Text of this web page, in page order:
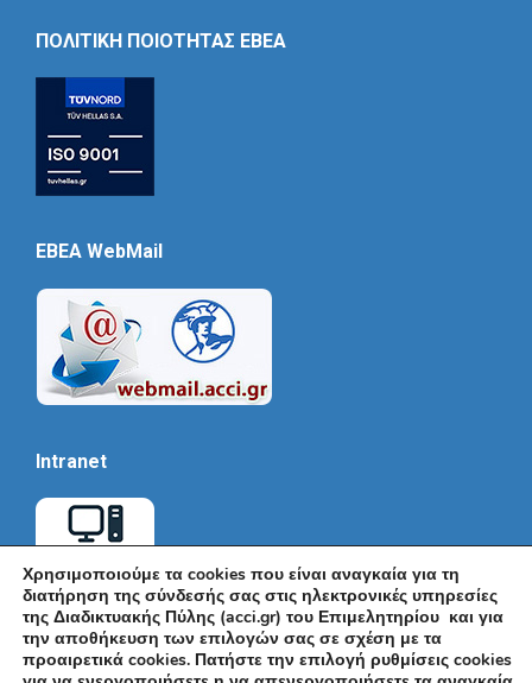
ΠΟΛΙΤΙΚΗ ΠΟΙΟΤΗΤΑΣ ΕΒΕΑ
EBEA WebMail
Intranet
Χρησιμοποιούμε τα cookies που είναι αναγκαία για τη
διατήρηση της σύνδεσής σας στις ηλεκτρονικές υπηρεσίες
της Διαδικτυακής Πύλης (acci.gr) του Επιμελητηρίου και για
την αποθήκευση των επιλογών σας σε σχέση με τα
προαιρετικά cookies. Πατήστε την επιλογή ρυθμίσεις cookies